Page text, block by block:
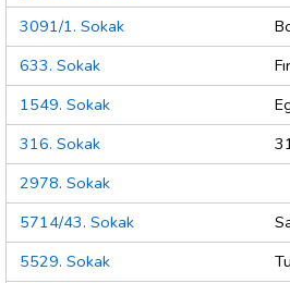
3091/1. Sokak
633. Sokak
1549. Sokak
316. Sokak
2978. Sokak
5714/43. Sokak
5529. Sokak